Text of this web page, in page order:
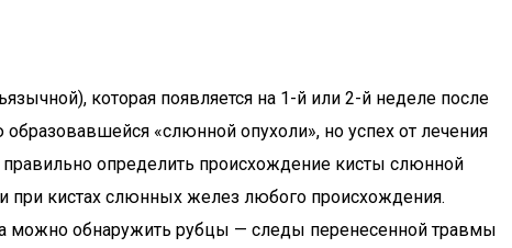
которая появляется на 1-й или 2-й неделе после
«слюнной опухоли», но успех от лечения
определить происхождение кисты слюнной
при кистах слюнных желез любого происхождения.
можно обнаружить рубцы — следы перенесенной травмы